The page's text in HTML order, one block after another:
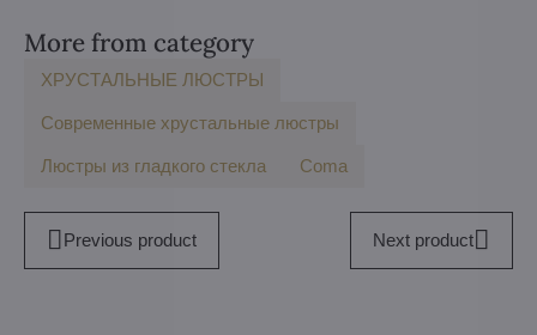
More from category
ХРУСТАЛЬНЫЕ ЛЮСТРЫ
Современные хрустальные люстры
Люстры из гладкого стекла Coma
Previous product Next product